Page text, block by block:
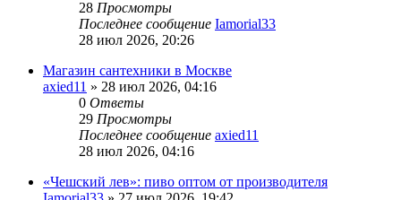
28 Просмотры
Последнее сообщение Iamorial33
28 июл 2026, 20:26
Магазин сантехники в Москве
axied11 » 28 июл 2026, 04:16
0 Ответы
29 Просмотры
Последнее сообщение axied11
28 июл 2026, 04:16
«Чешский лев»: пиво оптом от производителя